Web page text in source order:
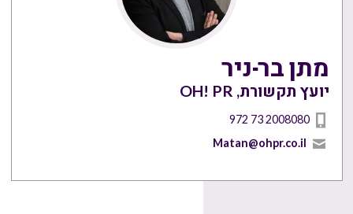
מתן בר-ניר
יועץ תקשורת, OH! PR
972 73 2008080
Matan@ohpr.co.il